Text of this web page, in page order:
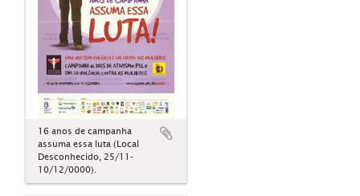
16 anos de campanha
assuma essa luta (Local
Desconhecido, 25/11-
10/12/0000).